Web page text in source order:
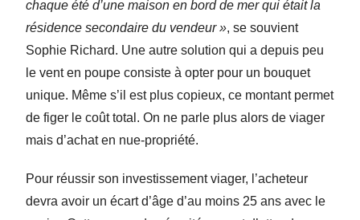
chaque été d’une maison en bord de mer qui était la
résidence secondaire du vendeur », se souvient
Sophie Richard. Une autre solution qui a depuis peu
le vent en poupe consiste à opter pour un bouquet
unique. Même s’il est plus copieux, ce montant permet
de figer le coût total. On ne parle plus alors de viager
mais d’achat en nue-propriété.
Pour réussir son investissement viager, l’acheteur
devra avoir un écart d’âge d’au moins 25 ans avec le